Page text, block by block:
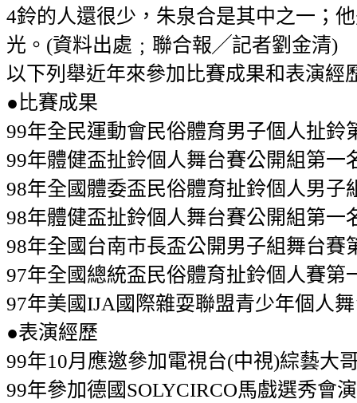
4鈴的人還很少，朱泉合是其中之一；
光。(資料出處﹔聯合報╱記者劉金清)
以下列舉近年來參加比賽成果和表演經
●比賽成果
99年全民運動會民俗體育男子個人扯鈴
99年體健盃扯鈴個人舞台賽公開組第一
98年全國體委盃民俗體育扯鈴個人男子
98年體健盃扯鈴個人舞台賽公開組第一
98年全國台南市長盃公開男子組舞台賽
97年全國總統盃民俗體育扯鈴個人賽第
97年美國IJA國際雜耍聯盟青少年個人
●表演經歷
99年10月應邀參加電視台(中視)綜藝大
99年參加德國SOLYCIRCO馬戲選秀會